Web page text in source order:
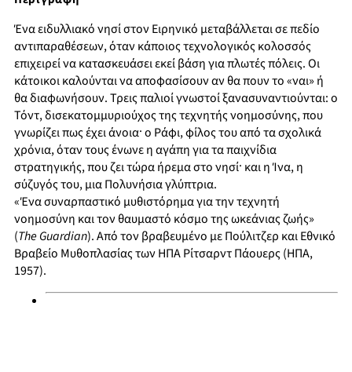
Ένα ειδυλλιακό νησί στον Ειρηνικό μεταβάλλεται σε πεδίο
αντιπαραθέσεων, όταν κάποιος τεχνολογικός κολοσσός
επιχειρεί να κατασκευάσει εκεί βάση για πλωτές πόλεις. Οι
κάτοικοι καλούνται να αποφασίσουν αν θα πουν το «ναι» ή
θα διαφωνήσουν. Τρεις παλιοί γνωστοί ξανασυναντιούνται: ο
Τόντ, δισεκατομμυριούχος της τεχνητής νοημοσύνης, που
γνωρίζει πως έχει άνοια· ο Ράφι, φίλος του από τα σχολικά
χρόνια, όταν τους ένωνε η αγάπη για τα παιχνίδια
στρατηγικής, που ζει τώρα ήρεμα στο νησί· και η Ίνα, η
σύζυγός του, μια Πολυνήσια γλύπτρια.
«Ένα συναρπαστικό μυθιστόρημα για την τεχνητή
νοημοσύνη και τον θαυμαστό κόσμο της ωκεάνιας ζωής»
(The Guardian). Από τον βραβευμένο με Πούλιτζερ και Εθνικό
Βραβείο Μυθοπλασίας των ΗΠΑ Ρίτσαρντ Πάουερς (ΗΠΑ,
1957).